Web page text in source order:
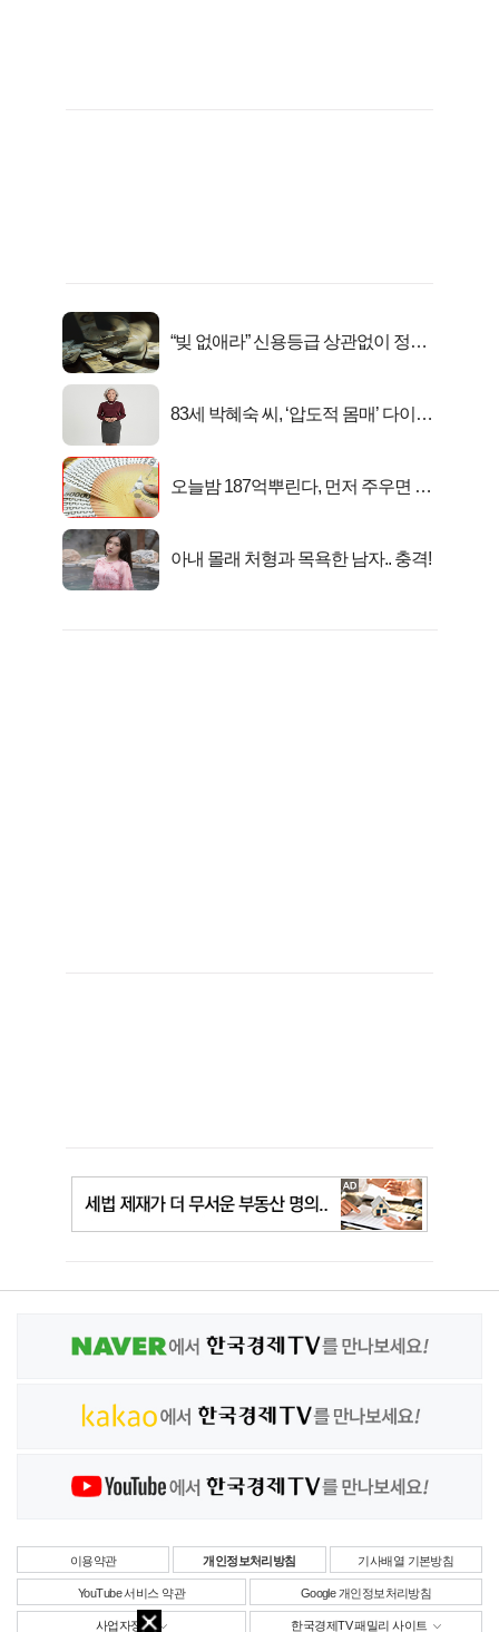
“빚 없애라” 신용등급 상관없이 정부
83세 박혜숙 씨, ‘압도적 몸매’ 다이어
오늘밤 187억뿌린다, 먼저 주우면 최
아내 몰래 처형과 목욕한 남자.. 충격!
이용약관 개인정보처리방침 기사배열 기본방침
YouTube 서비스 약관 Google 개인정보처리방침
사업자정보 한국경제TV 패밀리 사이트